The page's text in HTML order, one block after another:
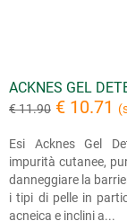
ACKNES GEL
€ 11.90 € 10.71
Esi Acknes Gel
impurità cutanee,
danneggiare la
i tipi di pelle in
acneica e inclini a...